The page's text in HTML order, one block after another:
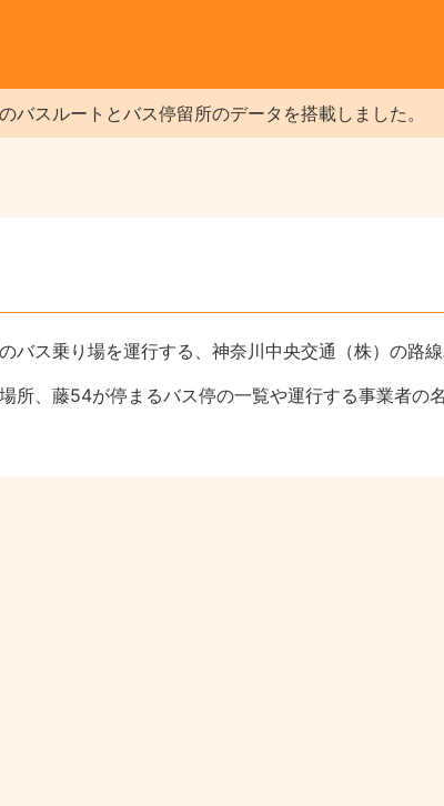
スルートとバス停留所のデータを搭載しました。
ス乗り場を運行する、神奈川中央交通（株）の路線
、藤54が停まるバス停の一覧や運行する事業者の